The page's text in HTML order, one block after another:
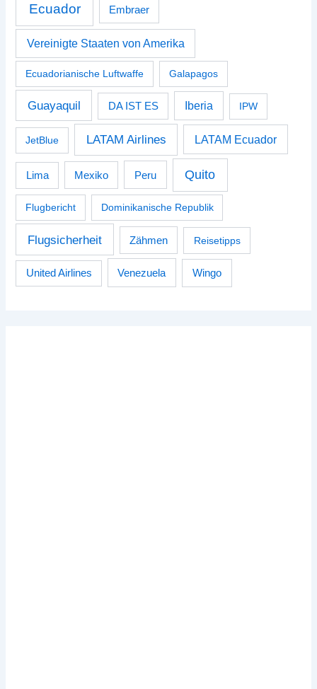
Ecuador Embraer
Vereinigte Staaten von Amerika
Ecuadorianische Luftwaffe Galapagos
Guayaquil DA IST ES Iberia IPW
JetBlue LATAM Airlines LATAM Ecuador
Lima Mexiko Peru Quito
Flugbericht Dominikanische Republik
Flugsicherheit Zähmen Reisetipps
United Airlines Venezuela Wingo